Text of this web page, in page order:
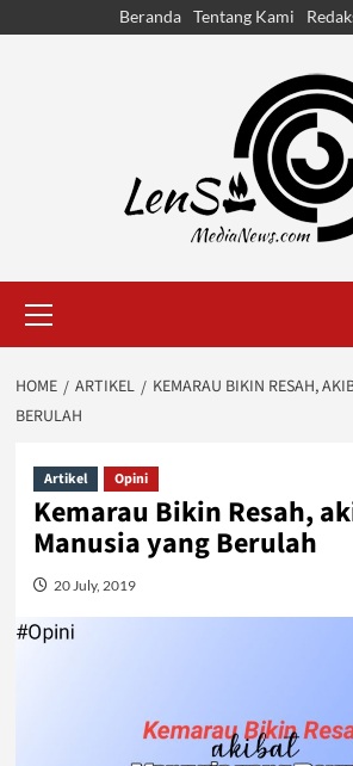
Beranda Tentang Kami
Menu
HOME ARTIKEL
KEMARAU BIKIN RESAH,
BERULAH
Artikel Opini
Kemarau Bikin Resah,
Manusia yang Berulah
20 July, 2019